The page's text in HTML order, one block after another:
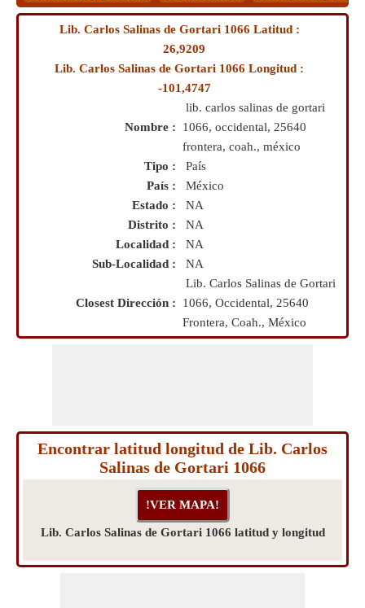
Lib. Carlos Salinas de Gortari 1066 Latitud :
26,9209
Lib. Carlos Salinas de Gortari 1066 Longitud :
-101,4747
Nombre :
lib. carlos salinas de gortari
1066, occidental, 25640
frontera, coah., méxico
Tipo :
País
País :
México
Estado :
NA
Distrito :
NA
Localidad :
NA
Sub-Localidad :
NA
Closest Dirección :
Lib. Carlos Salinas de Gortari
1066, Occidental, 25640
Frontera, Coah., México
Encontrar latitud longitud de Lib. Carlos
Salinas de Gortari 1066
Lib. Carlos Salinas de Gortari 1066 latitud y longitud